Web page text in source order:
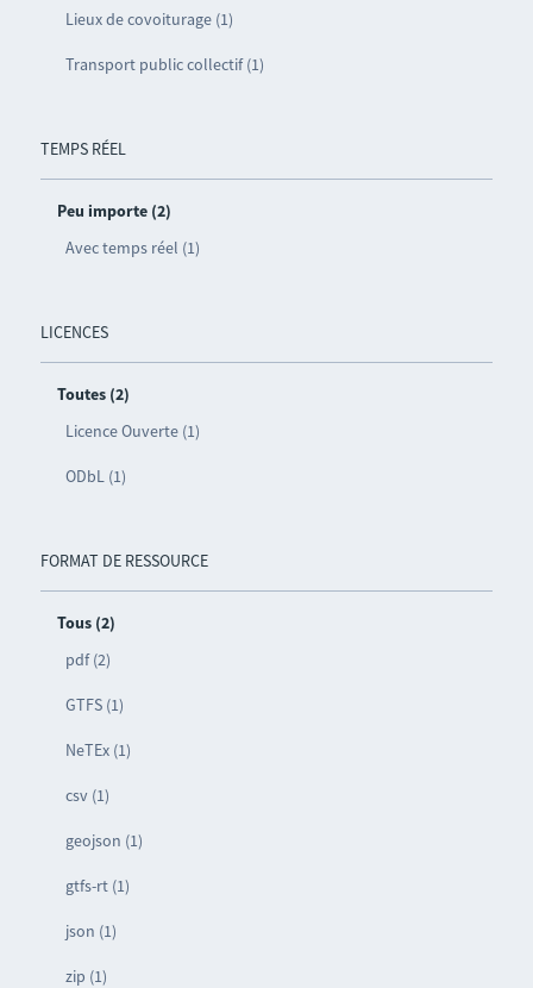
Lieux de covoiturage (1)
Transport public collectif (1)
TEMPS RÉEL
Peu importe (2)
Avec temps réel (1)
LICENCES
Toutes (2)
Licence Ouverte (1)
ODbL (1)
FORMAT DE RESSOURCE
Tous (2)
pdf (2)
GTFS (1)
NeTEx (1)
csv (1)
geojson (1)
gtfs-rt (1)
json (1)
zip (1)